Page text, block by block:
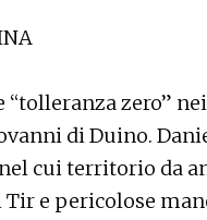
“tolleranza zero”
di Duino.
cui territorio da
e pericolose